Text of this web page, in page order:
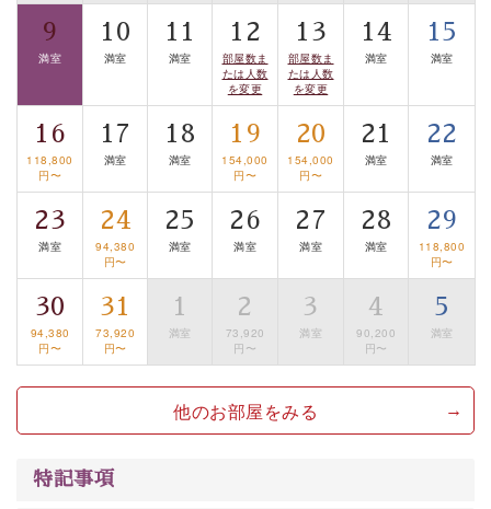
■貸切温泉風呂 （40分2000円）
眺望はございませんが、源泉掛け流しの温泉の質を楽し
む貸切温泉風呂です。ゆったりといやされるプライベー
トな空間をお愉しみください。
【旅】
■諏訪大社4社を巡る無料参拝バス
豊富な知識を持ったドライバー兼ガイドが諏訪大社をご
案内します。事前ご予約制ですので、ご利用ご希望の方
は【3日前まで】にお電話ください。
※交通規制などにより運行できない日がございます
※年末年始及び御柱祭前後は運行しておりません
以上がプラン内容です。
で心癒されます。 清らかな源泉、自然の恵みあるお食
9
満室
10
満室
11
満室
12
部屋数ま
たは人数
を変更
13
部屋数ま
たは人数
を変更
14
満室
15
満室
16
118,800
円〜
17
満室
18
満室
19
154,000
円〜
20
154,000
円〜
21
満室
22
満室
23
満室
24
94,380
円〜
25
満室
26
満室
27
満室
28
満室
29
118,800
円〜
30
94,380
円〜
31
73,920
円〜
1
満室
2
73,920
円〜
3
満室
4
90,200
円〜
5
満室
他のお部屋をみる
特記事項